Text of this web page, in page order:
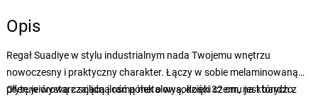
Opis
Regał Suadiye w stylu industrialnym nada Twojemu wnętrzu
nowoczesny i praktyczny charakter. Łączy w sobie melaminowaną
płytę wiórową z solidną ramą metalową, dzięki czemu jest bardzo
Oferuje wystarczającą ilość półek o wysokości 32 cm, na których z